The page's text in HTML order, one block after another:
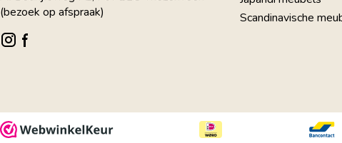
(bezoek op afspraak)
Scandinavische